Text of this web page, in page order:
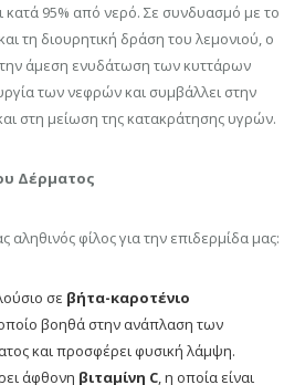
κατά 95% από νερό. Σε συνδυασμό με το
τη διουρητική δράση του λεμονιού, ο
άμεση ενυδάτωση των κυττάρων
των νεφρών και συμβάλλει στην
στη μείωση της κατακράτησης υγρών.
Δέρματος
αληθινός φίλος για την επιδερμίδα μας:
σε βήτα-καροτένιο
βοηθά στην ανάπλαση των
και προσφέρει φυσική λάμψη.
άφθονη βιταμίνη C, η οποία είναι